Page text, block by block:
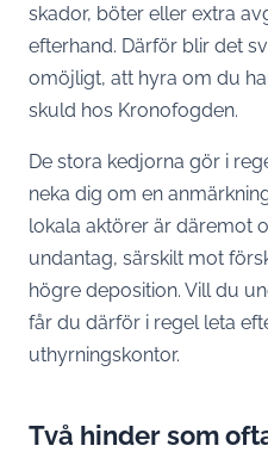
skador, böter eller extra
efterhand. Därför blir det
omöjligt, att hyra om du
skuld hos Kronofogden.
De stora kedjorna gör i
neka dig om en
lokala aktörer är däremot
undantag, särskilt mot
högre deposition. Vill du
får du därför i regel leta
uthyrningskontor.
Två hinder som